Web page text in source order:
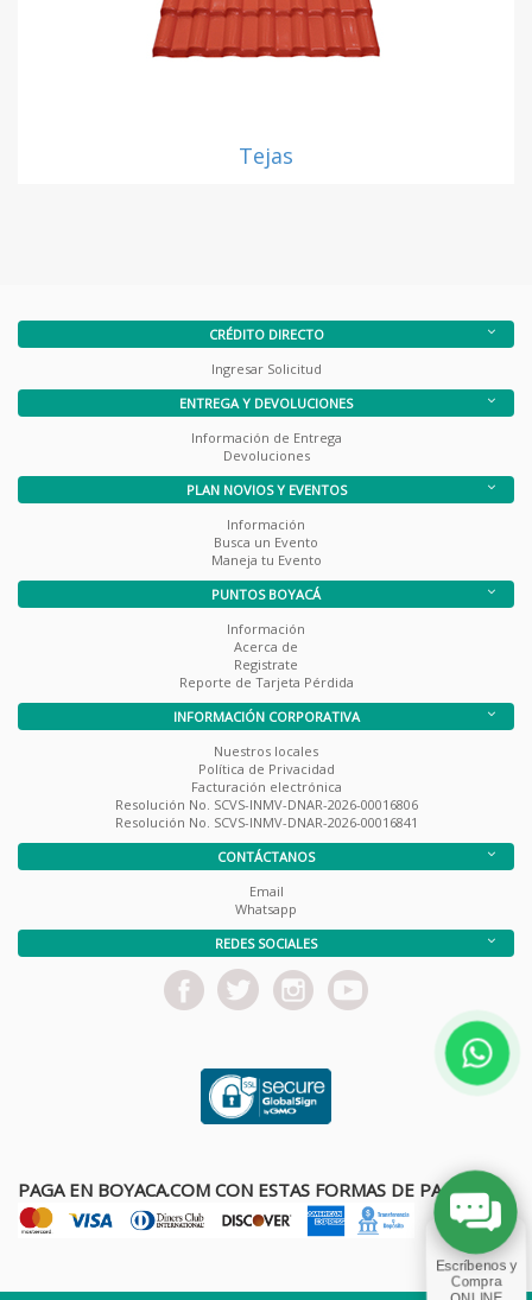
Tejas
CRÉDITO DIRECTO
Ingresar Solicitud
ENTREGA Y DEVOLUCIONES
Información de Entrega
Devoluciones
PLAN NOVIOS Y EVENTOS
Información
Busca un Evento
Maneja tu Evento
PUNTOS BOYACÁ
Información
Acerca de
Registrate
Reporte de Tarjeta Pérdida
INFORMACIÓN CORPORATIVA
Nuestros locales
Política de Privacidad
Facturación electrónica
Resolución No. SCVS-INMV-DNAR-2026-00016806
Resolución No. SCVS-INMV-DNAR-2026-00016841
CONTÁCTANOS
Email
Whatsapp
REDES SOCIALES
PAGA EN BOYACA.COM CON ESTAS FORMAS DE PAGO